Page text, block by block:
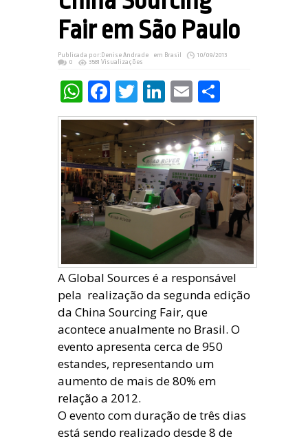
Fair em São Paulo
Publicada por: Denise Andrade em Brasil
10/09/2013
0
3581 Visualizações
WhatsApp
Facebook
Twitter
LinkedIn
Email
A Global Sources é a responsável
pela realização da segunda edição
da China Sourcing Fair, que
acontece anualmente no Brasil. O
evento apresenta cerca de 950
estandes, representando um
aumento de mais de 80% em
relação a 2012.
O evento com duração de três dias
está sendo realizado desde 8 de